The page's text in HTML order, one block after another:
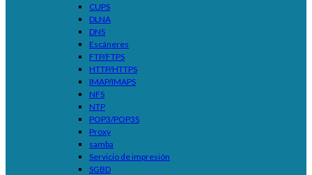
CUPS
DLNA
DNS
Escáneres
FTP/FTPS
HTTP/HTTPS
IMAP/IMAPS
NFS
NTP
POP3/POP3S
Proxy
samba
Servicio de impresión
SGBD